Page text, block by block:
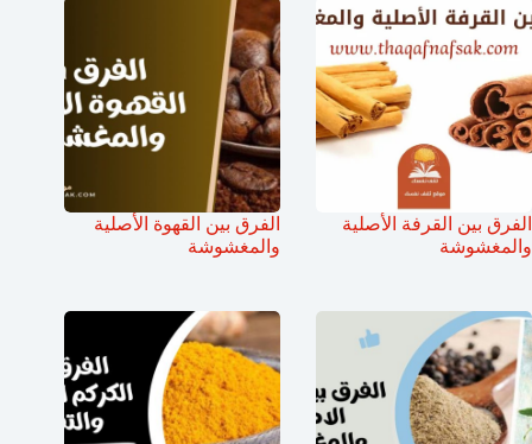
الفرق بين القرفة الأصلية
والمغشوشة
الفرق بين القهوة الأصلية
والمغشوشة